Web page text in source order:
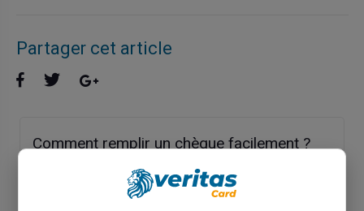
Partager cet article
Comment remplir un chèque facilement ?
Article précédent